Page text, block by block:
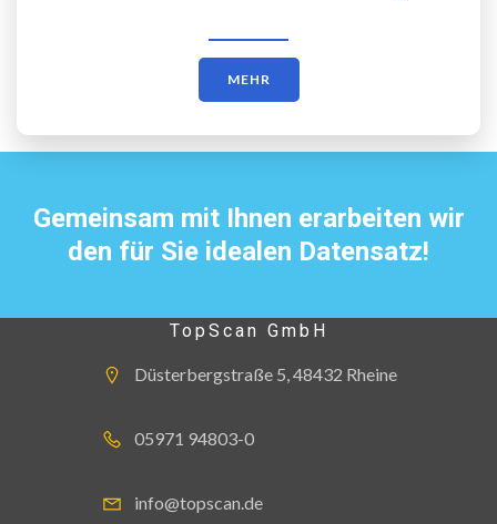
MEHR
Gemeinsam mit Ihnen erarbeiten wir
den für Sie idealen Datensatz!
TopScan GmbH
Düsterbergstraße 5, 48432 Rheine
05971 94803-0
info@topscan.de